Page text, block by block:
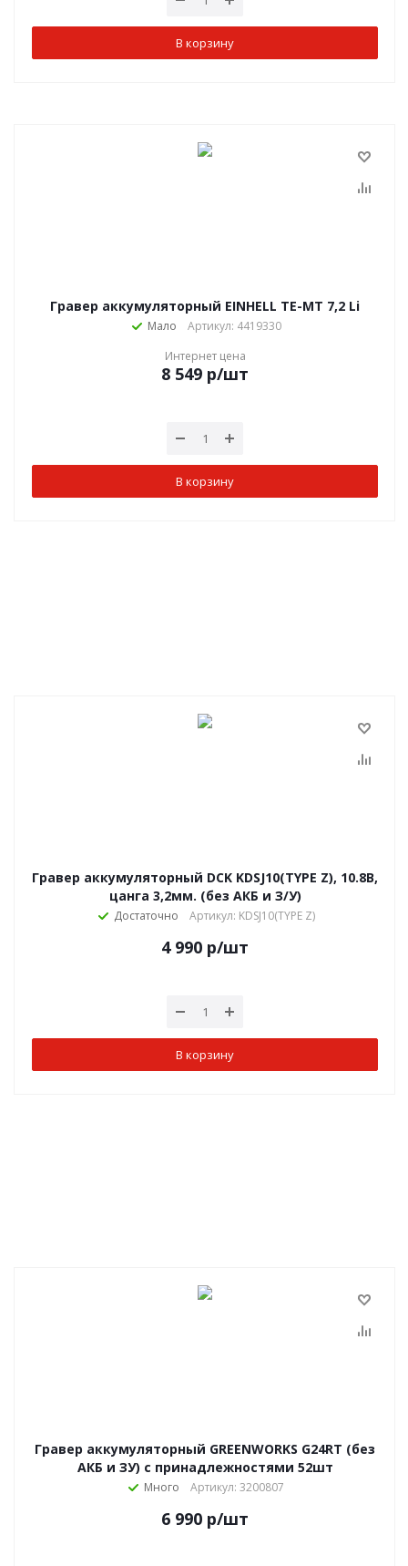
В корзину
Гравер аккумуляторный EINHELL TE-MT 7,2 Li
Мало
Артикул: 4419330
Интернет цена
8 549 р/шт
В корзину
Гравер аккумуляторный DCK KDSJ10(TYPE Z), 10.8В,
цанга 3,2мм. (без АКБ и З/У)
Достаточно Артикул: KDSJ10(TYPE Z)
4 990 р/шт
В корзину
Гравер аккумуляторный GREENWORKS G24RT (без
АКБ и ЗУ) с принадлежностями 52шт
Много Артикул: 3200807
6 990 р/шт